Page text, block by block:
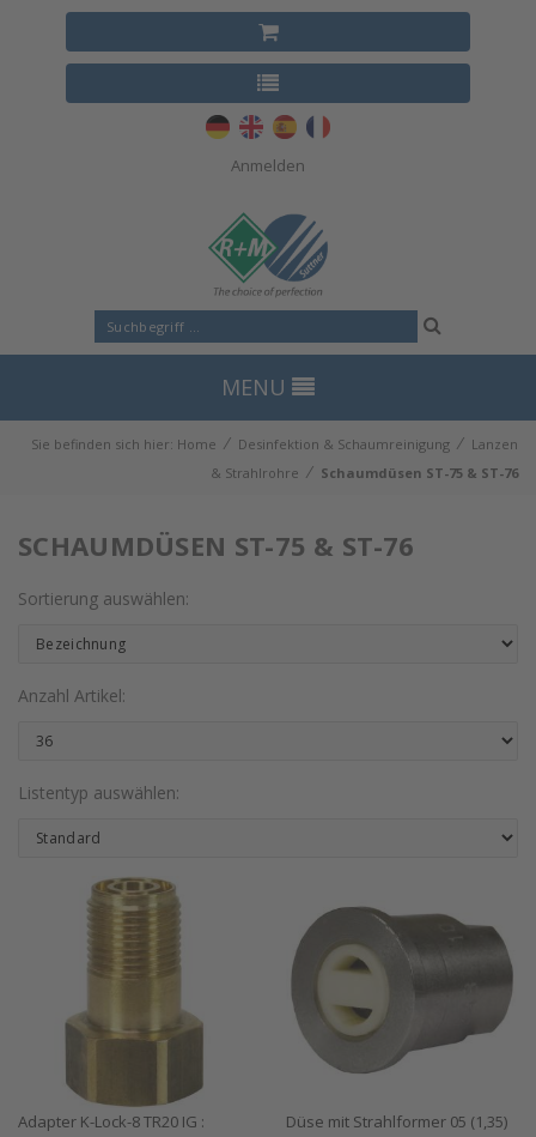
Anmelden
MENU
Sie befinden sich hier: Home ⁄ Desinfektion & Schaumreinigung ⁄ Lanzen
& Strahlrohre ⁄ Schaumdüsen ST-75 & ST-76
SCHAUMDÜSEN ST-75 & ST-76
Sortierung auswählen:
Anzahl Artikel:
Listentyp auswählen:
Adapter K-Lock-8 TR20 IG :
Düse mit Strahlformer 05 (1,35)